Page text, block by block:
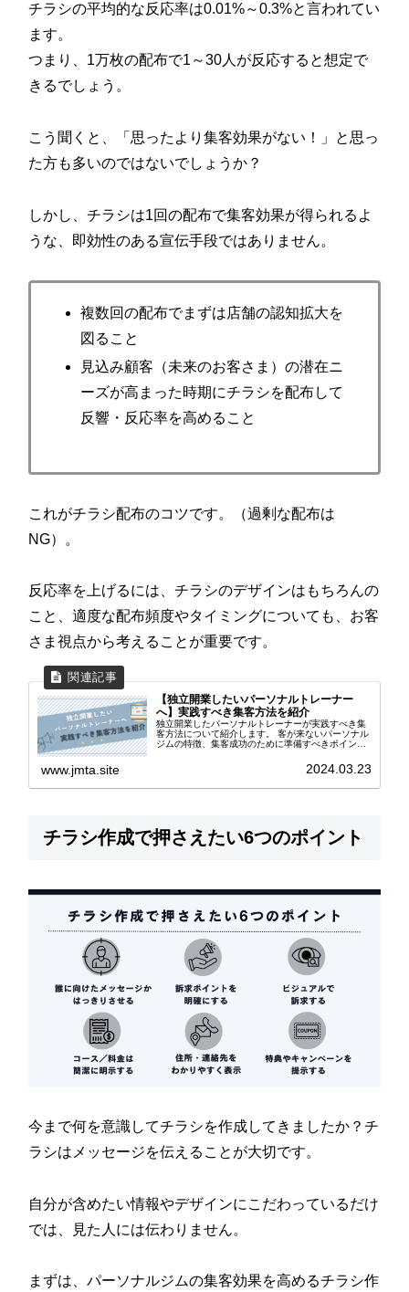
チラシの平均的な反応率は0.01%～0.3%と言われてい
ます。
つまり、1万枚の配布で1～30人が反応すると想定で
きるでしょう。
こう聞くと、「思ったより集客効果がない！」と思っ
た方も多いのではないでしょうか？
しかし、チラシは1回の配布で集客効果が得られるよ
うな、即効性のある宣伝手段ではありません。
複数回の配布でまずは店舗の認知拡大を
図ること
見込み顧客（未来のお客さま）の潜在ニ
ーズが高まった時期にチラシを配布して
反響・反応率を高めること
これがチラシ配布のコツです。（過剰な配布は
NG）。
反応率を上げるには、チラシのデザインはもちろんの
こと、適度な配布頻度やタイミングについても、お客
さま視点から考えることが重要です。
【独立開業したいパーソナルトレーナー
へ】実践すべき集客方法を紹介
独立開業したパーソナルトレーナーが実践すべき集
客方法について紹介します。 客が来ないパーソナル
ジムの特徴、集客成功のために準備すべきポイン
集客の際の注意点について解説しています。
www.jmta.site 2024.03.23
チラシ作成で押さえたい6つのポイント
今まで何を意識してチラシを作成してきましたか？チ
ラシはメッセージを伝えることが大切です。
自分が含めたい情報やデザインにこだわっているだけ
では、見た人には伝わりません。
まずは、パーソナルジムの集客効果を高めるチラシ作